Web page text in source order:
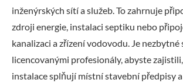
inženýrských sítí a služeb. To zahrnuje
zdroji energie, instalaci septiku nebo
kanalizaci a zřízení vodovodu. Je
licencovanými profesionály, abyste
instalace splňují místní stavební předpisy